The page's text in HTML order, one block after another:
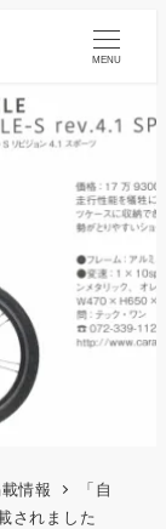
MENU
情報
「自
されました